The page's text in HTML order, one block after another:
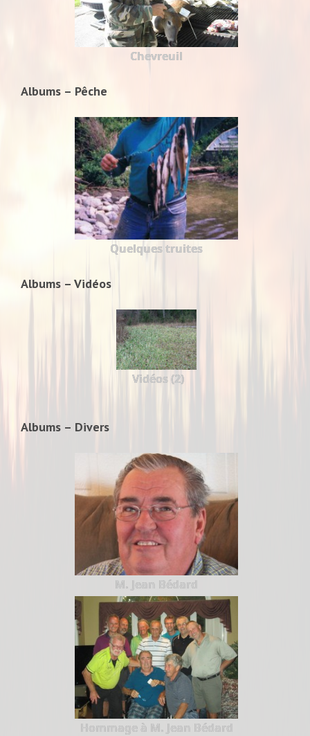
Chevreuil
Albums – Pêche
Quelques truites
Albums – Vidéos
Vidéos (2)
Albums – Divers
M. Jean Bédard
Hommage à M. Jean Bédard